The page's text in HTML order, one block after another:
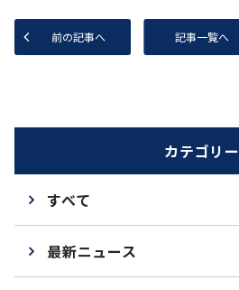
前の記事へ 記事一覧へ
カテゴリー
すべて
最新ニュース